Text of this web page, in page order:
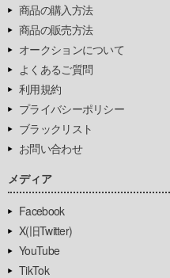
商品の購入方法
商品の販売方法
オークションについて
よくあるご質問
利用規約
プライバシーポリシー
ブラックリスト
お問い合わせ
メディア
Facebook
X(旧Twitter)
YouTube
TikTok